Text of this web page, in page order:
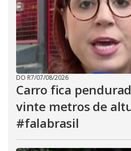
DO R7/07/08/2026
Carro fica
vinte metros de
#falabrasil